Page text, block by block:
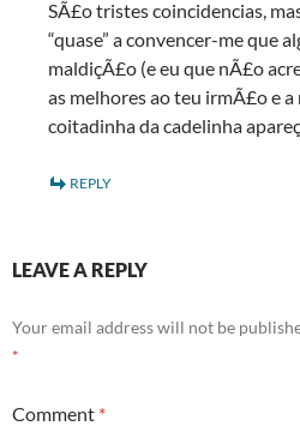
SÃ£o tristes coincidencias,
“quase” a convencer-me que
maldiçÃ£o (e eu que nÃ£o
as melhores ao teu irmÃ£o e
coitadinha da cadelinha
REPLY
LEAVE A REPLY
Your email address will not be
*
Comment *